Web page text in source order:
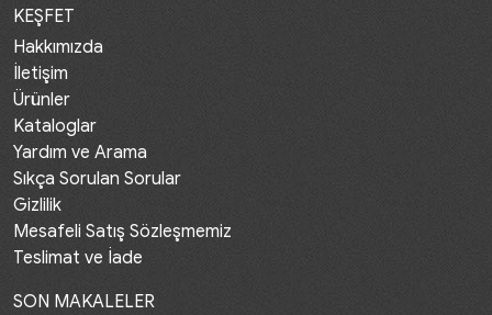
KEŞFET
Hakkımızda
İletişim
Ürünler
Kataloglar
Yardım ve Arama
Sıkça Sorulan Sorular
Gizlilik
Mesafeli Satış Sözleşmemiz
Teslimat ve İade
SON MAKALELER